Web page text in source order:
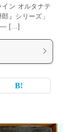
ン オルタナテ
』シリーズ」
― […]